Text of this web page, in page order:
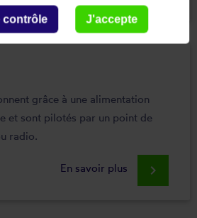
grâce à une alimentation
et sont pilotés par un point de
radio.
En savoir plus keyboard_arrow_right
contrôle J'accepte